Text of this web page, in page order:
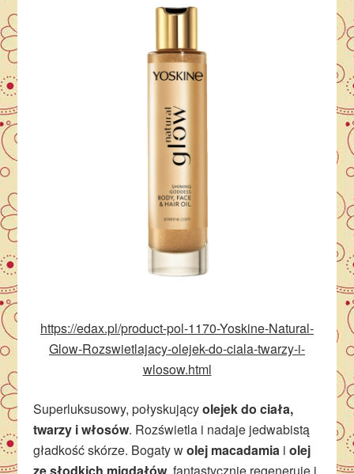
https://edax.pl/product-pol-1170-Yoskine-Natural-
Glow-Rozswietlajacy-olejek-do-ciala-twarzy-i-
wlosow.html
Superluksusowy, połyskującyolejek do ciała,
twarzy i włosów. Rozświetla i nadaje jedwabistą
gładkość skórze. Bogaty wolej macadamia iolej